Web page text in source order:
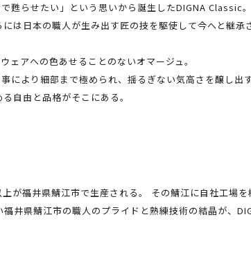
甦らせたい」という思いから誕生したDIGNA
は日本の職人が生み出す匠の技を駆使して今へと継承
ェアへの色あせることのないオマージュ。
により細部まで極められ、揺るぎない気高さを醸し
自由と品格がそこにある。
が福井県鯖江市で生産される。 その鯖江に自社工場
井県鯖江市の職人のプライドと熟練技術の結晶が、